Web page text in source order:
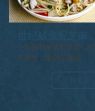
和松子宽面条
一款独特的香料意面，配
有鲅鱼、酸辣芝麻菜，上